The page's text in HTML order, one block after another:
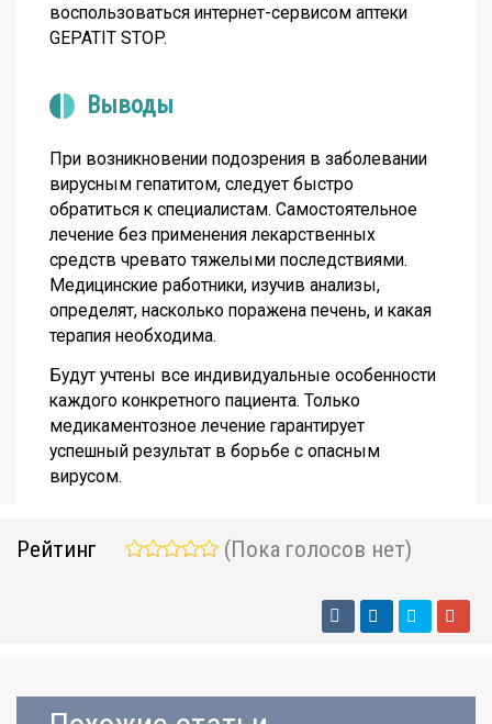
воспользоваться интернет-сервисом аптеки
GEPATIT STOP.
Выводы
При возникновении подозрения в заболевании
вирусным гепатитом, следует быстро
обратиться к специалистам. Самостоятельное
лечение без применения лекарственных
средств чревато тяжелыми последствиями.
Медицинские работники, изучив анализы,
определят, насколько поражена печень, и какая
терапия необходима.
Будут учтены все индивидуальные особенности
каждого конкретного пациента. Только
медикаментозное лечение гарантирует
успешный результат в борьбе с опасным
вирусом.
Рейтинг (Пока голосов нет)